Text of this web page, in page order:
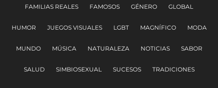
FAMILIAS REALES FAMOSOS GÉNERO GLOBAL
HUMOR JUEGOS VISUALES LGBT MAGNÍFICO MODA
MUNDO MÚSICA NATURALEZA NOTICIAS SABOR
SALUD SIMBIOSEXUAL SUCESOS TRADICIONES